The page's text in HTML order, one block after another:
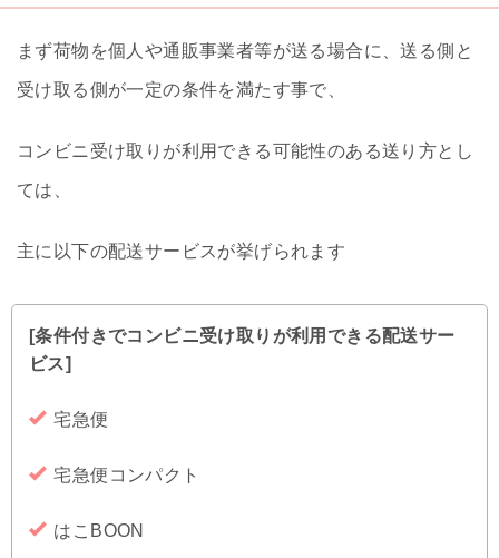
まず荷物を個人や通販事業者等が送る場合に、送る側と
受け取る側が一定の条件を満たす事で、
コンビニ受け取りが利用できる可能性のある送り方とし
ては、
主に以下の配送サービスが挙げられます
[条件付きでコンビニ受け取りが利用できる配送サー
ビス]
宅急便
宅急便コンパクト
はこBOON